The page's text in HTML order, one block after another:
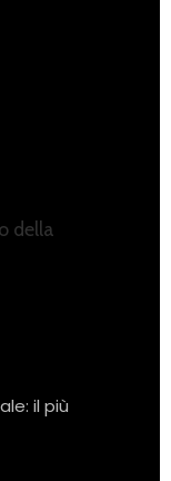
della
il più